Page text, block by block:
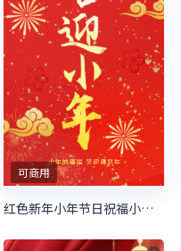
可商用
红色新年小年节日祝福小年宣传